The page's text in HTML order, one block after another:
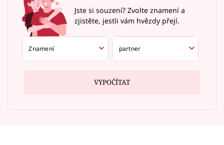
Jste si souzení? Zvolte znamení a
zjistěte, jestli vám hvězdy přejí.
VYPOČÍTAT